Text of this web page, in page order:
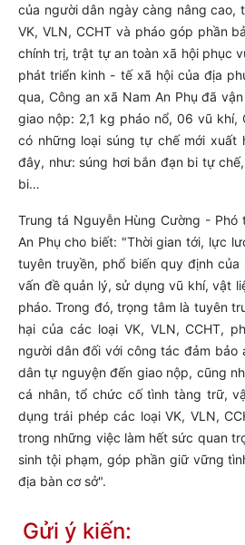
của người dân ngày càng nâng cao,
VK, VLN, CCHT và pháo góp phần
chính trị, trật tự an toàn xã hội phục
phát triển kinh - tế xã hội của địa
qua, Công an xã Nam An Phụ đã
giao nộp: 2,1 kg pháo nổ, 06 vũ khí,
có những loại súng tự chế mới xuất
đây, như: súng hơi bắn đạn bi tự
bi…
Trung tá Nguyễn Hùng Cường - Phó
An Phụ cho biết: "Thời gian tới, lực
tuyên truyền, phổ biến quy định
vấn đề quản lý, sử dụng vũ khí, vật
pháo. Trong đó, trọng tâm là tuyên
hại của các loại VK, VLN, CCHT,
người dân đối với công tác đảm bảo
dân tự nguyện đến giao nộp, cũng
cá nhân, tổ chức cố tình tàng trữ,
dụng trái phép các loại VK, VLN,
trong những việc làm hết sức quan
sinh tội phạm, góp phần giữ vững
địa bàn cơ sở".
Gửi ý kiến: